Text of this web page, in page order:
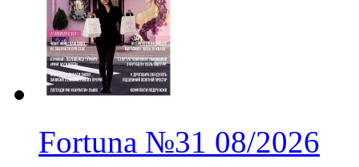
Fortuna №31 08/2026